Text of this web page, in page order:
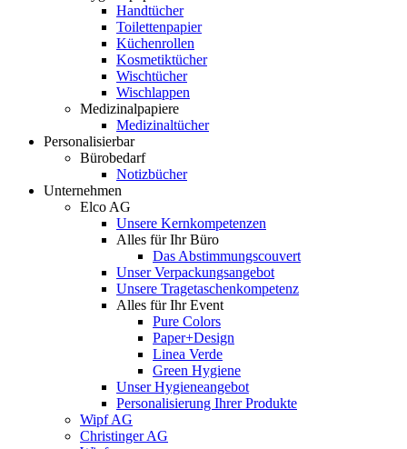
Handtücher
Toilettenpapier
Küchenrollen
Kosmetiktücher
Wischtücher
Wischlappen
Medizinalpapiere
Medizinaltücher
Personalisierbar
Bürobedarf
Notizbücher
Unternehmen
Elco AG
Unsere Kernkompetenzen
Alles für Ihr Büro
Das Abstimmungscouvert
Unser Verpackungsangebot
Unsere Tragetaschenkompetenz
Alles für Ihr Event
Pure Colors
Paper+Design
Linea Verde
Green Hygiene
Unser Hygieneangebot
Personalisierung Ihrer Produkte
Wipf AG
Christinger AG